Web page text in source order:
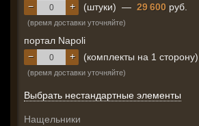
+
− (штуки) — 29 600 руб.
(время доставки уточняйте)
портал Napoli
+
− (комплекты на 1 сторону)
(время доставки уточняйте)
Выбрать нестандартные элементы
Нащельники